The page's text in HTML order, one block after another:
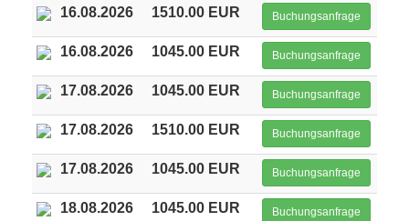
16.08.2026 1510.00 EUR Buchungsanfrage
16.08.2026 1045.00 EUR Buchungsanfrage
17.08.2026 1045.00 EUR Buchungsanfrage
17.08.2026 1510.00 EUR Buchungsanfrage
17.08.2026 1045.00 EUR Buchungsanfrage
18.08.2026 1045.00 EUR Buchungsanfrage